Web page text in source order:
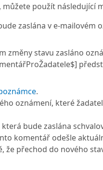
použít následující
zaslána v e-mailovém
změny stavu zasláno
.
oznámení, které
bude zaslána
komentář odešle
přechod do nového